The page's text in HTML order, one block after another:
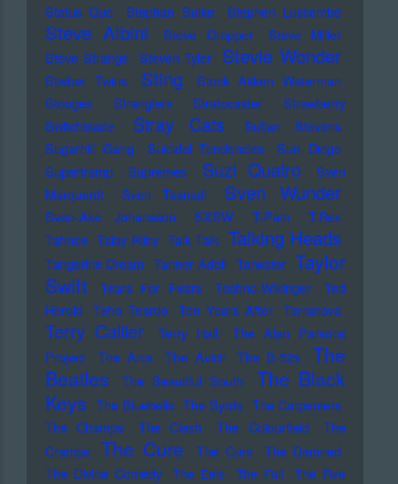
Status Quo
Stephan Sulke Stephen Luscombe
Steve Albini Steve Cropper
Steve Miller
Steve Strange Steven Tyler Stevie Wonder
Stieber Twins Sting
Stock Aitken Waterman
Stooges
Stranglers Stratocaster
Strawberry
Switchblade
Stray Cats
Sufjan Stevens
Sugarhill Gang
Suicidal Tendencies
Sun Diego
Supertramp
Supremes Suzi Quatro
Sven
Marquardt
Sven Tasnadi Sven Wunder
Sven-Ake Johansson SXSW T-Pain
T.Rex
Tahnee Talay Riley Talk Talk Talking Heads
Tangerine Dream Tanner Adell Tarwater Taylor
Swift
Tears For Fears Techno-Wikinger
Ted
Herold
Teho Teardo Ten Years After Terranova
Terry Callier Terry Hall
The Alan Parsons
Project
The Arcs The Avicii The B-52s
The
Beatles
The Beautiful South
The Black
Keys The Bluebells The Byrds The Carpenters
The Champs
The Clash The Colourfield
The
Cramps
The Cure The Curs
The Damned
The Divine Comedy
The Eels The Fall
The Five